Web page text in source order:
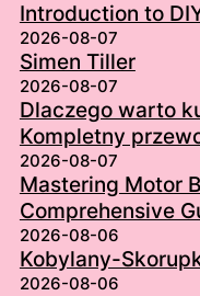
Introduction to
2026-08-07
Simen Tiller
2026-08-07
Dlaczego warto
Kompletny
2026-08-07
Mastering Motor
Comprehensive
2026-08-06
Kobylany-
2026-08-06